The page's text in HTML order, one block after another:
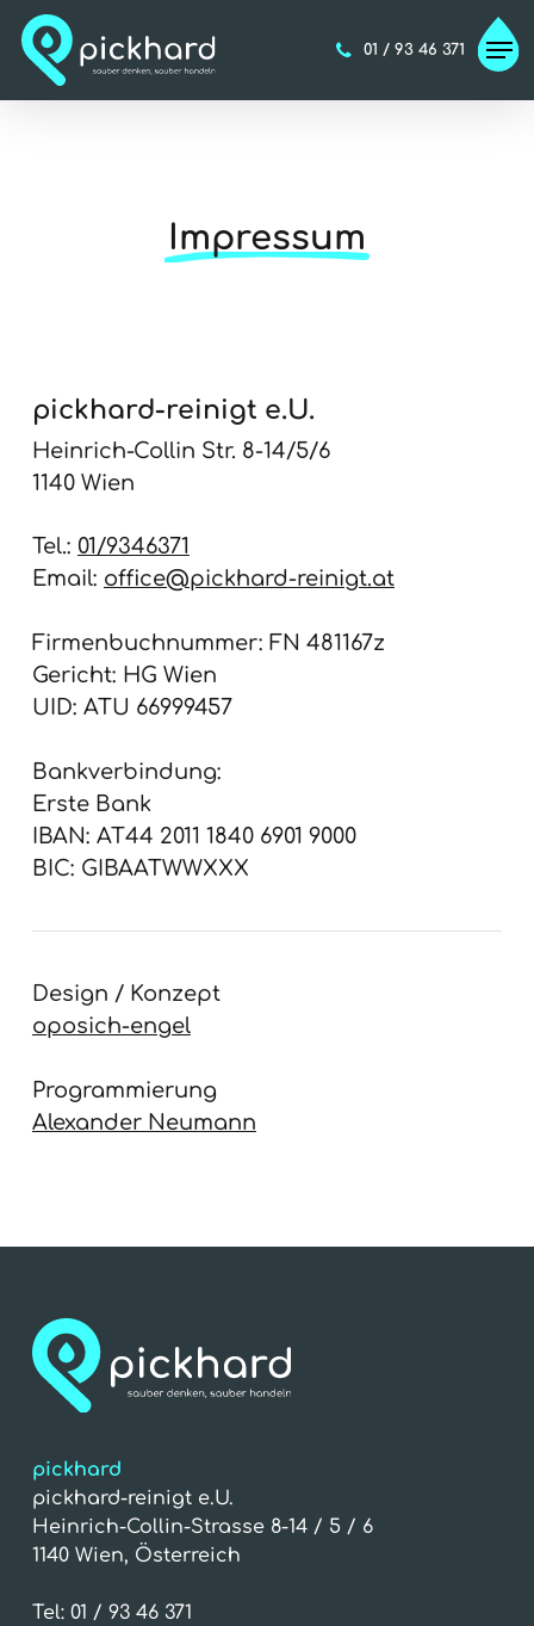
Skip
main
content
01 / 93 46 371
Impressum
pickhard-reinigt e.U.
Heinrich-Collin Str. 8-14/5/6
1140 Wien
Tel.: 01/9346371
Email: office@pickhard-reinigt.at
Firmenbuchnummer: FN 481167z
Gericht: HG Wien
UID: ATU 66999457
Bankverbindung:
Erste Bank
IBAN: AT44 2011 1840 6901 9000
BIC: GIBAATWWXXX
Design / Konzept
oposich-engel
Programmierung
Alexander Neumann
pickhard
pickhard-reinigt e.U.
Heinrich-Collin-Strasse 8-14 / 5 / 6
1140 Wien, Österreich
Tel:01 / 93 46 371